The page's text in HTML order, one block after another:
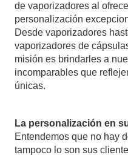
de vaporizadores al
personalización
Desde vaporizadores
vaporizadores de
misión es brindarles a
incomparables que
únicas.
La personalización en
Entendemos que no hay
tampoco lo son sus